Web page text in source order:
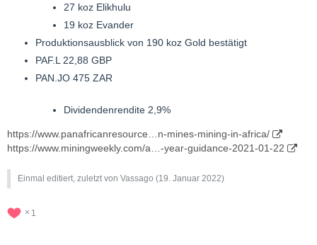
27 koz Elikhulu
19 koz Evander
Produktionsausblick von 190 koz Gold bestätigt
PAF.L 22,88 GBP
PAN.JO 475 ZAR
Dividendenrendite 2,9%
https://www.panafricanresource…n-mines-mining-in-africa/
https://www.miningweekly.com/a…-year-guidance-2021-01-22
Einmal editiert, zuletzt von Vassago (19. Januar 2022)
1